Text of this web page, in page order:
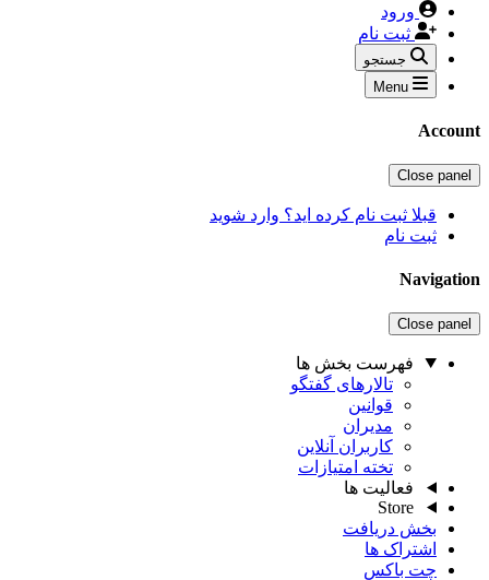
ورود
ثبت نام
جستجو
Menu
Account
Close panel
قبلا ثبت نام کرده اید؟ وارد شوید
ثبت نام
Navigation
Close panel
فهرست بخش ها
تالارهای گفتگو
قوانین
مدیران
کاربران آنلاین
تخته امتیازات
فعالیت ها
Store
بخش دریافت
اشتراک ها
چت باکس